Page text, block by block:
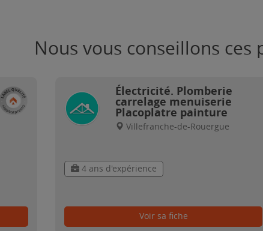
Nous vous conseillons ces
Électricité. Plomberie
carrelage menuiserie
Placoplatre painture
Villefranche-de-Rouergue
4 ans d'expérience
Voir sa fiche